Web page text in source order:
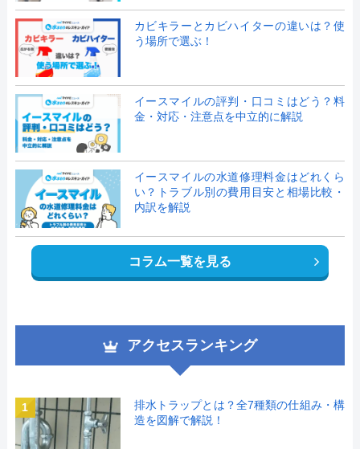
カビキラーとカビハイターの違いは？使
う場所で選ぶ！
イースマイルの評判・口コミはどう？料
金・対応・注意点を中立的に解説
イースマイルの水道修理料金はどれくら
い？トラブル別の費用目安と相場比較・
内訳を解説
コラム一覧を見る
アクセスランキング
1
排水トラップとは？全7種類の仕組み・構
造を図解で解説！